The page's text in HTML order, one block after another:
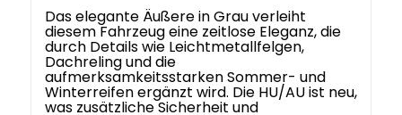
Das elegante Äußere in Grau verleiht
diesem Fahrzeug eine zeitlose Eleganz, die
durch Details wie Leichtmetallfelgen,
Dachreling und die
aufmerksamkeitsstarken Sommer- und
Winterreifen ergänzt wird. Die HU/AU ist neu,
was zusätzliche Sicherheit und